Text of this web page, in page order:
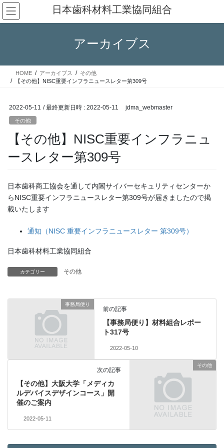
コ
ン
テ
ス
ナ
ビ
ゲ
ン
日本歯科材料工業協同組合
アーカイブス
HOME アーカイブス
その他
【その他】NISC重要インフラニュースレター第309号
2022-05-11 / 最終更新日時 : 2022-05-11 jdma_webmaster
その他
【その他】NISC重要インフラニュ
ースレター第309号
日本歯科商工協会を通して内閣サイバーセキュリティセンターか
らNISC重要インフラニュースレター第309号が届きましたので掲
載いたします
通知（NISC 重要インフラニュースレター 第309号）
日本歯科材料工業協同組合
カテゴリー その他
事務局便り
前の記事
【事務局便り】材料組合レポー
ト317号
2022-05-10
その他
次の記事
【その他】大阪大学「メディカ
ルデバイスデザインコース」開
催のご案内
2022-05-11